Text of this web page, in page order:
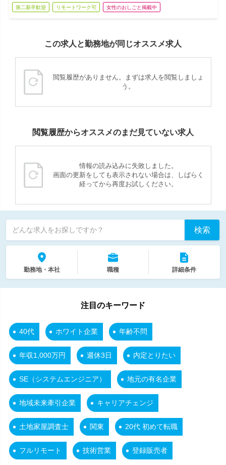
第二新卒歓迎 リモートワーク可 女性のおしごと掲載中
この求人と勤務地が同じオススメ求人
閲覧履歴がありません。まずは求人を閲覧しましょ
う。
閲覧履歴からオススメのまだ見ていない求人
情報の読み込みに失敗しました。
画面の更新をしても表示されない場合は、しばらく
経ってから再度お試しください。
どんな求人をお探しですか？ 検索
勤務地・本社 職種 詳細条件
注目のキーワード
40代 ホワイト企業 年齢不問
年収1,000万円 週休3日 内定とりたい
SE（システムエンジニア） 地元の有名企業
地域未来牽引企業 キャリアチェンジ
土地家屋調査士 関東 20代 初めて転職
フルリモート 技術営業 登録販売者